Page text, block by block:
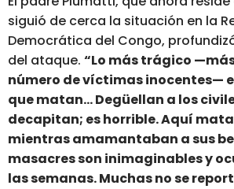
siguió de cerca la situación en la
Democrática del Congo,
del ataque. “Lo más trágico
número de víctimas inocentes—
que matan… Degüellan a los
decapitan; es horrible. Aquí
mientras amamantaban a sus
masacres son inimaginables y
las semanas. Muchas no se